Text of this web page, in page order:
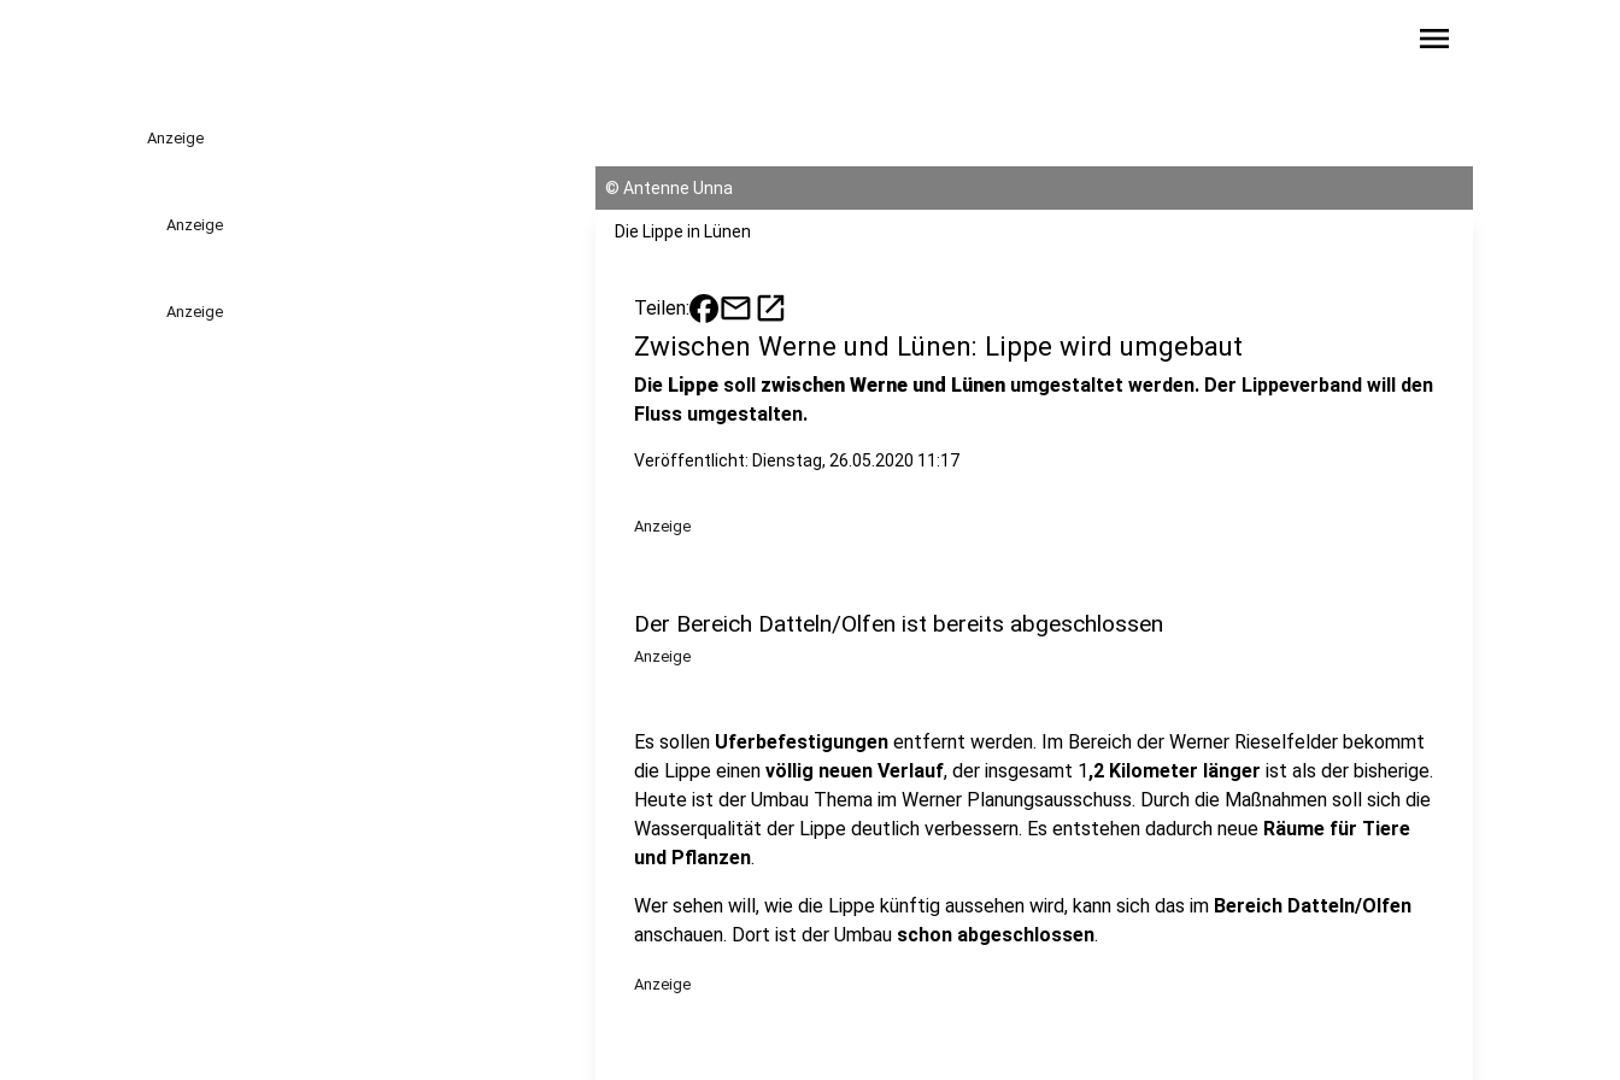
menu
Anzeige
Anzeige
Anzeige
© Antenne Unna
Die Lippe in Lünen
Teilen: mailopen_in_new
Zwischen Werne und Lünen: Lippe wird umgebaut
Die Lippe soll zwischen Werne und Lünen umgestaltet werden. Der Lippeverband will den
Fluss umgestalten.
Veröffentlicht: Dienstag, 26.05.2020 11:17
Anzeige
Der Bereich Datteln/Olfen ist bereits abgeschlossen
Anzeige
Es sollen Uferbefestigungen entfernt werden. Im Bereich der Werner Rieselfelder bekommt
die Lippe einen völlig neuen Verlauf, der insgesamt 1,2 Kilometer länger ist als der bisherige.
Heute ist der Umbau Thema im Werner Planungsausschuss. Durch die Maßnahmen soll sich die
Wasserqualität der Lippe deutlich verbessern. Es entstehen dadurch neue Räume für Tiere
und Pflanzen.
Wer sehen will, wie die Lippe künftig aussehen wird, kann sich das im Bereich Datteln/Olfen
anschauen. Dort ist der Umbau schon abgeschlossen.
Anzeige